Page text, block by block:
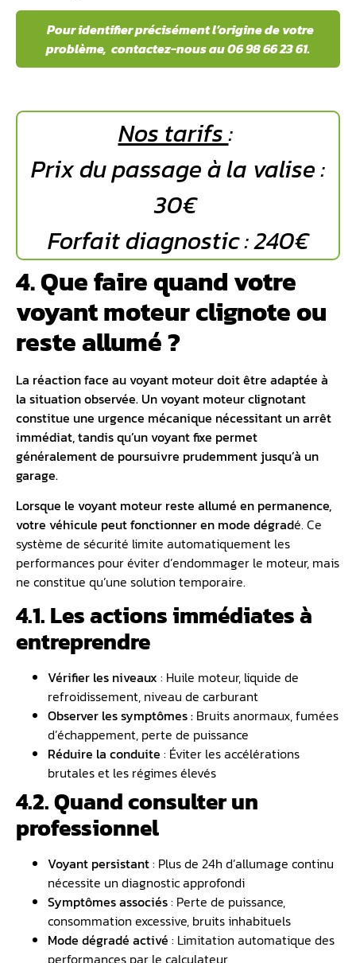
️ Pour identifier précisément l’origine de votre
problème, contactez-nous au 06 98 66 23 61.
Nos tarifs:
Prix du passage à la valise :
30€
Forfait diagnostic : 240€
4. Que faire quand votre
voyant moteur clignote ou
reste allumé ?
La réaction face au voyant moteur doit être adaptée à
la situation observée. Un voyant moteur clignotant
constitue une urgence mécanique nécessitant un arrêt
immédiat, tandis qu’un voyant fixe permet
généralement de poursuivre prudemment jusqu’à un
garage.
Lorsque le voyant moteur reste allumé en permanence,
votre véhicule peut fonctionner en mode dégradé. Ce
système de sécurité limite automatiquement les
performances pour éviter d’endommager le moteur, mais
ne constitue qu’une solution temporaire.
4.1. Les actions immédiates à
entreprendre
Vérifier les niveaux : Huile moteur, liquide de
refroidissement, niveau de carburant
Observer les symptômes : Bruits anormaux, fumées
d’échappement, perte de puissance
Réduire la conduite : Éviter les accélérations
brutales et les régimes élevés
4.2. Quand consulter un
professionnel
Voyant persistant: Plus de 24h d’allumage continu
nécessite un diagnostic approfondi
Symptômes associés: Perte de puissance,
consommation excessive, bruits inhabituels
Mode dégradé activé : Limitation automatique des